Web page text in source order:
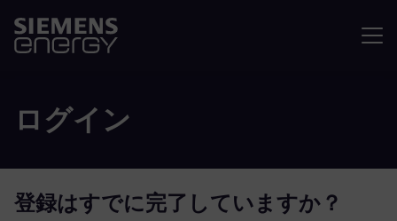
ログイン
登録はすでに完了していますか？